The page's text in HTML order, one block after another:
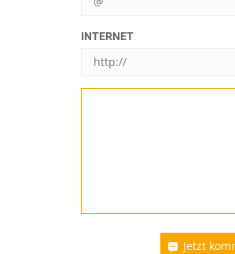
INTERNET
Jetzt